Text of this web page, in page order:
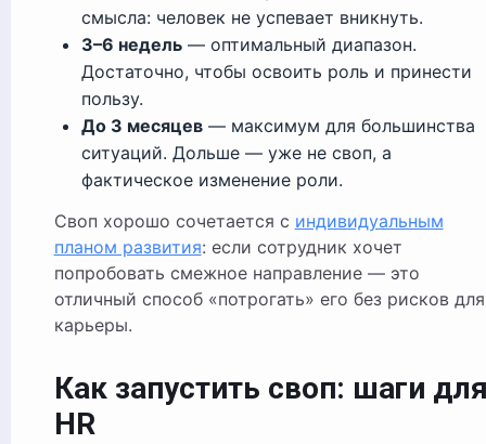
смысла: человек не успевает вникнуть.
3–6 недель — оптимальный диапазон.
Достаточно, чтобы освоить роль и принести
пользу.
До 3 месяцев — максимум для большинства
ситуаций. Дольше — уже не своп, а
фактическое изменение роли.
Своп хорошо сочетается с индивидуальным
планом развития: если сотрудник хочет
попробовать смежное направление — это
отличный способ «потрогать» его без рисков для
карьеры.
Как запустить своп: шаги
HR